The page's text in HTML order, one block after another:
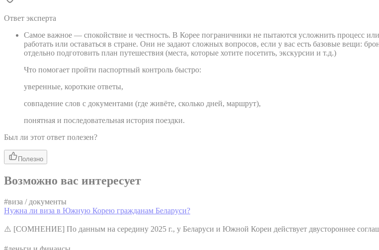
Ответ эксперта
Самое важное — спокойствие и честность. В Корее пограничники не пытаются усложнить процесс
работать или оставаться в стране. Они не задают сложных вопросов, если у вас есть базовые вещи:
отдельно подготовить план путешествия (места, которые хотите посетить, экскурсии и т.д.)
Что помогает пройти паспортный контроль быстро:
уверенные, короткие ответы,
совпадение слов с документами (где живёте, сколько дней, маршрут),
понятная и последовательная история поездки.
Был ли этот ответ полезен?
Полезно
Возможно вас интересует
#виза / документы
Нужна ли виза в Южную Корею гражданам Беларуси?
⚠️ [СОМНЕНИЕ] По данным на середину 2025 г., у Беларуси и Южной Кореи действует двустороннее